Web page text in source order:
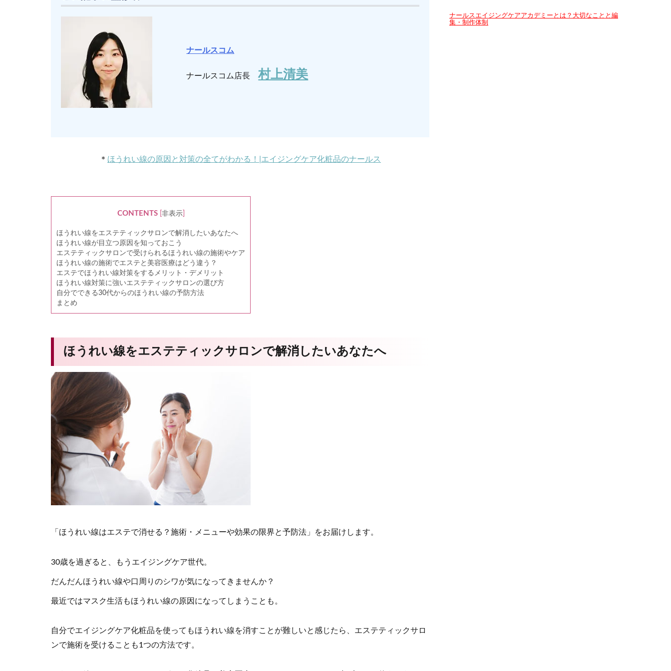
ナールスコム
ナールスコム店長村上清美
＊ ほうれい線の原因と対策の全てがわかる！|エイジングケア化粧品のナールス
CONTENTS 非表示]
ほうれい線をエステティックサロンで解消したいあなたへ
ほうれい線が目立つ原因を知っておこう
エステティックサロンで受けられるほうれい線の施術やケア
ほうれい線の施術でエステと美容医療はどう違う？
エステでほうれい線対策をするメリット・デメリット
ほうれい線対策に強いエステティックサロンの選び方
自分でできる30代からのほうれい線の予防方法
まとめ
ほうれい線をエステティックサロンで解消したいあなたへ
「ほうれい線はエステで消せる？施術・メニューや効果の限界と予防法」をお届けします。
30歳を過ぎると、もうエイジングケア世代。
だんだんほうれい線や口周りのシワが気になってきませんか？
最近ではマスク生活もほうれい線の原因になってしまうことも。
自分でエイジングケア化粧品を使ってもほうれい線を消すことが難しいと感じたら、エステティックサロ
ンで施術を受けることも1つの方法です。
ナールスエイジングケアアカデミーとは？大切なことと編
集・制作体制